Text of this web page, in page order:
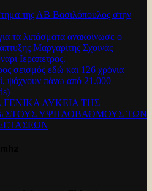
της ΑΒ Βασιλόπουλος στην
τα λιπάσματα ανακοίνωσε ο
Μαργαρίτης Σχοινάς
Ιεραπετρας.
σεισμός εδώ και 126 χρόνια –
ψάχνουν πάνω από 21.000
ΛΥΚΕΙΑ ΤΗΣ
ΣΤΟΥΣ ΥΨΗΛΟΒΑΘΜΟΥΣ ΤΩΝ